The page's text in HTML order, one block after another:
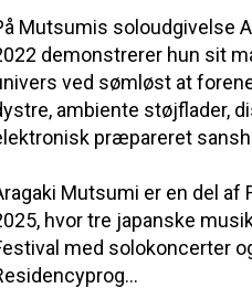
Mutsumis soloudgivelse
demonstrerer hun sit
ved sømløst at
ambiente støjflader,
præpareret
Mutsumi er en del af
hvor tre japanske
med solokoncerter